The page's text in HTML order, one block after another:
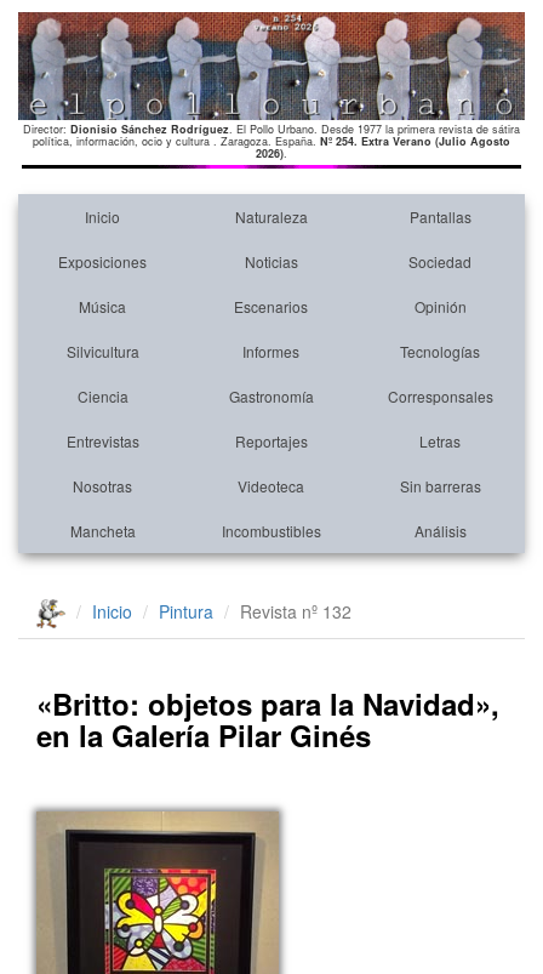
Director: Dionisio Sánchez Rodríguez. El Pollo Urbano. Desde 1977 la primera revista de sátira
política, información, ocio y cultura . Zaragoza. España. Nº 254. Extra Verano (Julio Agosto
2026).
Inicio Naturaleza Pantallas
Exposiciones Noticias Sociedad
Música Escenarios Opinión
Silvicultura Informes Tecnologías
Ciencia Gastronomía Corresponsales
Entrevistas Reportajes Letras
Nosotras Videoteca Sin barreras
Mancheta Incombustibles Análisis
Inicio Pintura Revista nº 132
«Britto: objetos para la Navidad»,
en la Galería Pilar Ginés